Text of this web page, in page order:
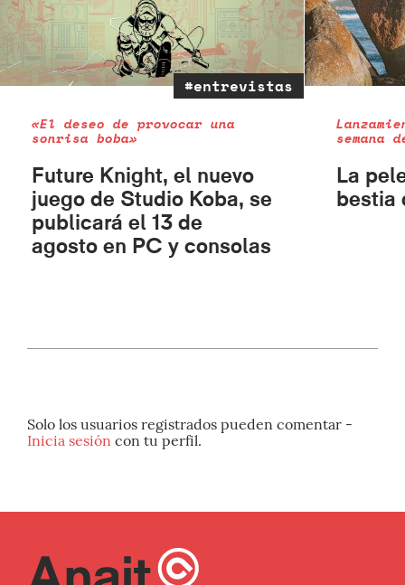
#entrevistas
«El deseo de provocar una
sonrisa boba»
Future Knight, el nuevo
juego de Studio Koba, se
publicará el 13 de
agosto en PC y consolas
semana
La
bestia
Solo los usuarios registrados pueden comentar -
Inicia sesión con tu perfil.